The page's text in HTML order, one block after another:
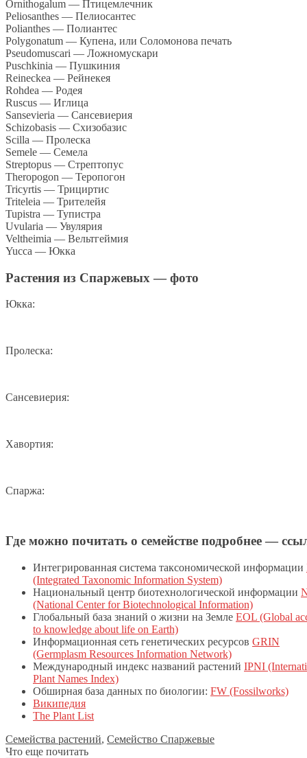
Ornithogalum — Птицемлечник
Peliosanthes — Пелиосантес
Polianthes — Полиантес
Polygonatum — Купена, или Соломонова печать
Pseudomuscari — Ложномускари
Puschkinia — Пушкиния
Reineckea — Рейнекея
Rohdea — Родея
Ruscus — Иглица
Sansevieria — Сансевиерия
Schizobasis — Схизобазис
Scilla — Пролеска
Semele — Семела
Streptopus — Стрептопус
Theropogon — Теропогон
Tricyrtis — Трициртис
Triteleia — Трителейя
Tupistra — Тупистра
Uvularia — Увулярия
Veltheimia — Вельтгеймия
Yucca — Юкка
Растения из Спаржевых — фото
Юкка:
Пролеска:
Сансевиерия:
Хавортия:
Спаржа:
Где можно почитать о семействе подробнее —
Интегрированная система таксономической информации
(Integrated Taxonomic Information System)
Национальный центр биотехнологической информации
(National Center for Biotechnological Information)
Глобальный база знаний о жизни на Земле EOL (Global
to knowledge about life on Earth)
Информационная сеть генетических ресурсов GRIN
(Germplasm Resources Information Network)
Международный индекс названий растений IPNI
Plant Names Index)
Обширная база данных по биологии: FW (Fossilworks)
Википедия
The Plant List
Семейства растений, Семейство Спаржевые
Что еще почитать